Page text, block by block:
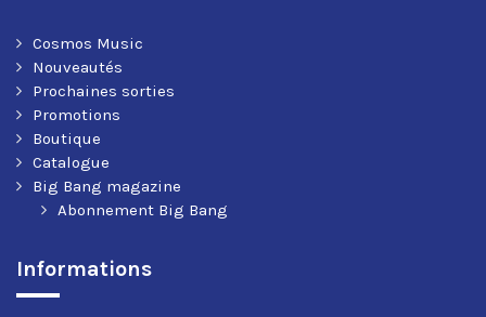
Cosmos Music
Nouveautés
Prochaines sorties
Promotions
Boutique
Catalogue
Big Bang magazine
Abonnement Big Bang
Informations